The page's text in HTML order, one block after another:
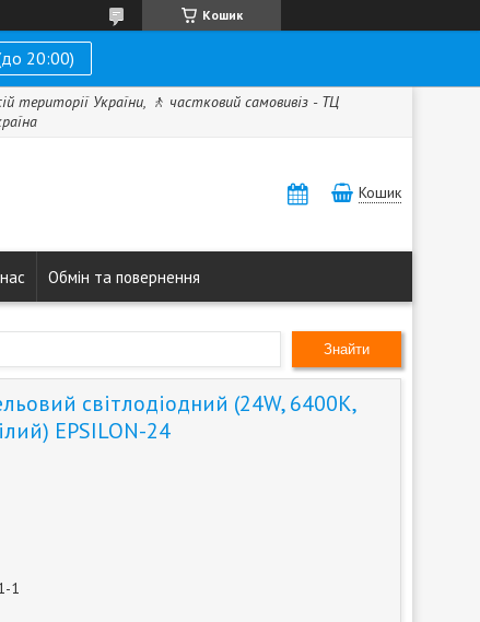
Кошик
20:00)
території України, 🚶 частковий самовивіз - ТЦ
Кошик
Обмін та повернення
Знайти
світлодіодний (24W, 6400K,
EPSILON-24
1